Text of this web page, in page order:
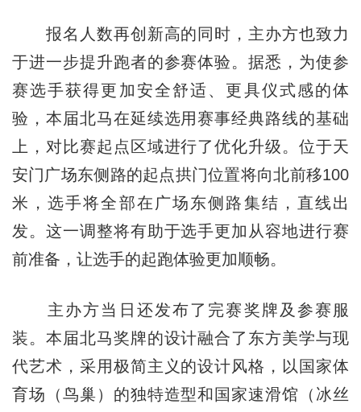
报名人数再创新高的同时，主办方也致力
于进一步提升跑者的参赛体验。据悉，为使参
赛选手获得更加安全舒适、更具仪式感的体
验，本届北马在延续选用赛事经典路线的基础
上，对比赛起点区域进行了优化升级。位于天
安门广场东侧路的起点拱门位置将向北前移100
米，选手将全部在广场东侧路集结，直线出
发。这一调整将有助于选手更加从容地进行赛
前准备，让选手的起跑体验更加顺畅。
主办方当日还发布了完赛奖牌及参赛服
装。本届北马奖牌的设计融合了东方美学与现
代艺术，采用极简主义的设计风格，以国家体
育场（鸟巢）的独特造型和国家速滑馆（冰丝